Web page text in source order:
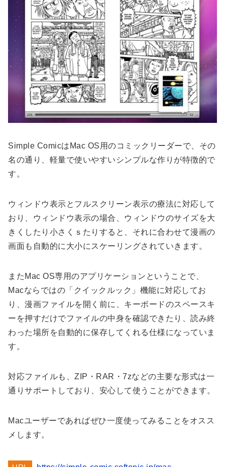
Simple ComicはMac OS用のコミックリーダーで、その
名の通り、軽量で使いやすいシンプルな作りが特徴的で
す。
ウィンドウ表示とフルスクリーン表示の療法に対応して
おり、ウィンドウ表示の場合、ウィンドウのサイズを大
きくしたり小さくｓたりすると、それに合わせて漫画の
画面も自動的に大小にスケーリングされていきます。
またMac OS専用のアプリケーションということで、
Macならではの「クイックルック」機能に対応してお
り、漫画ファイルを開く前に、キーボードのスペースキ
ーを押すだけでファイルの中身を確認できたり、読み終
わった場所を自動的に保存してくれる仕様になっていま
す。
対応ファイルも、ZIP・RAR・7zなどの主要な形式は一
通りサポートしており、安心して使うことができます。
Macユーザーであればぜひ一度使ってみることをオスス
メします。